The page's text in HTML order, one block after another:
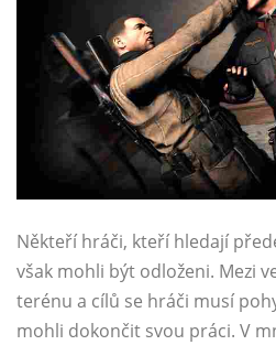
Někteří hráči, kteří hledají
však mohli být odloženi. Mezi
terénu a cílů se hráči musí
mohli dokončit svou práci. V